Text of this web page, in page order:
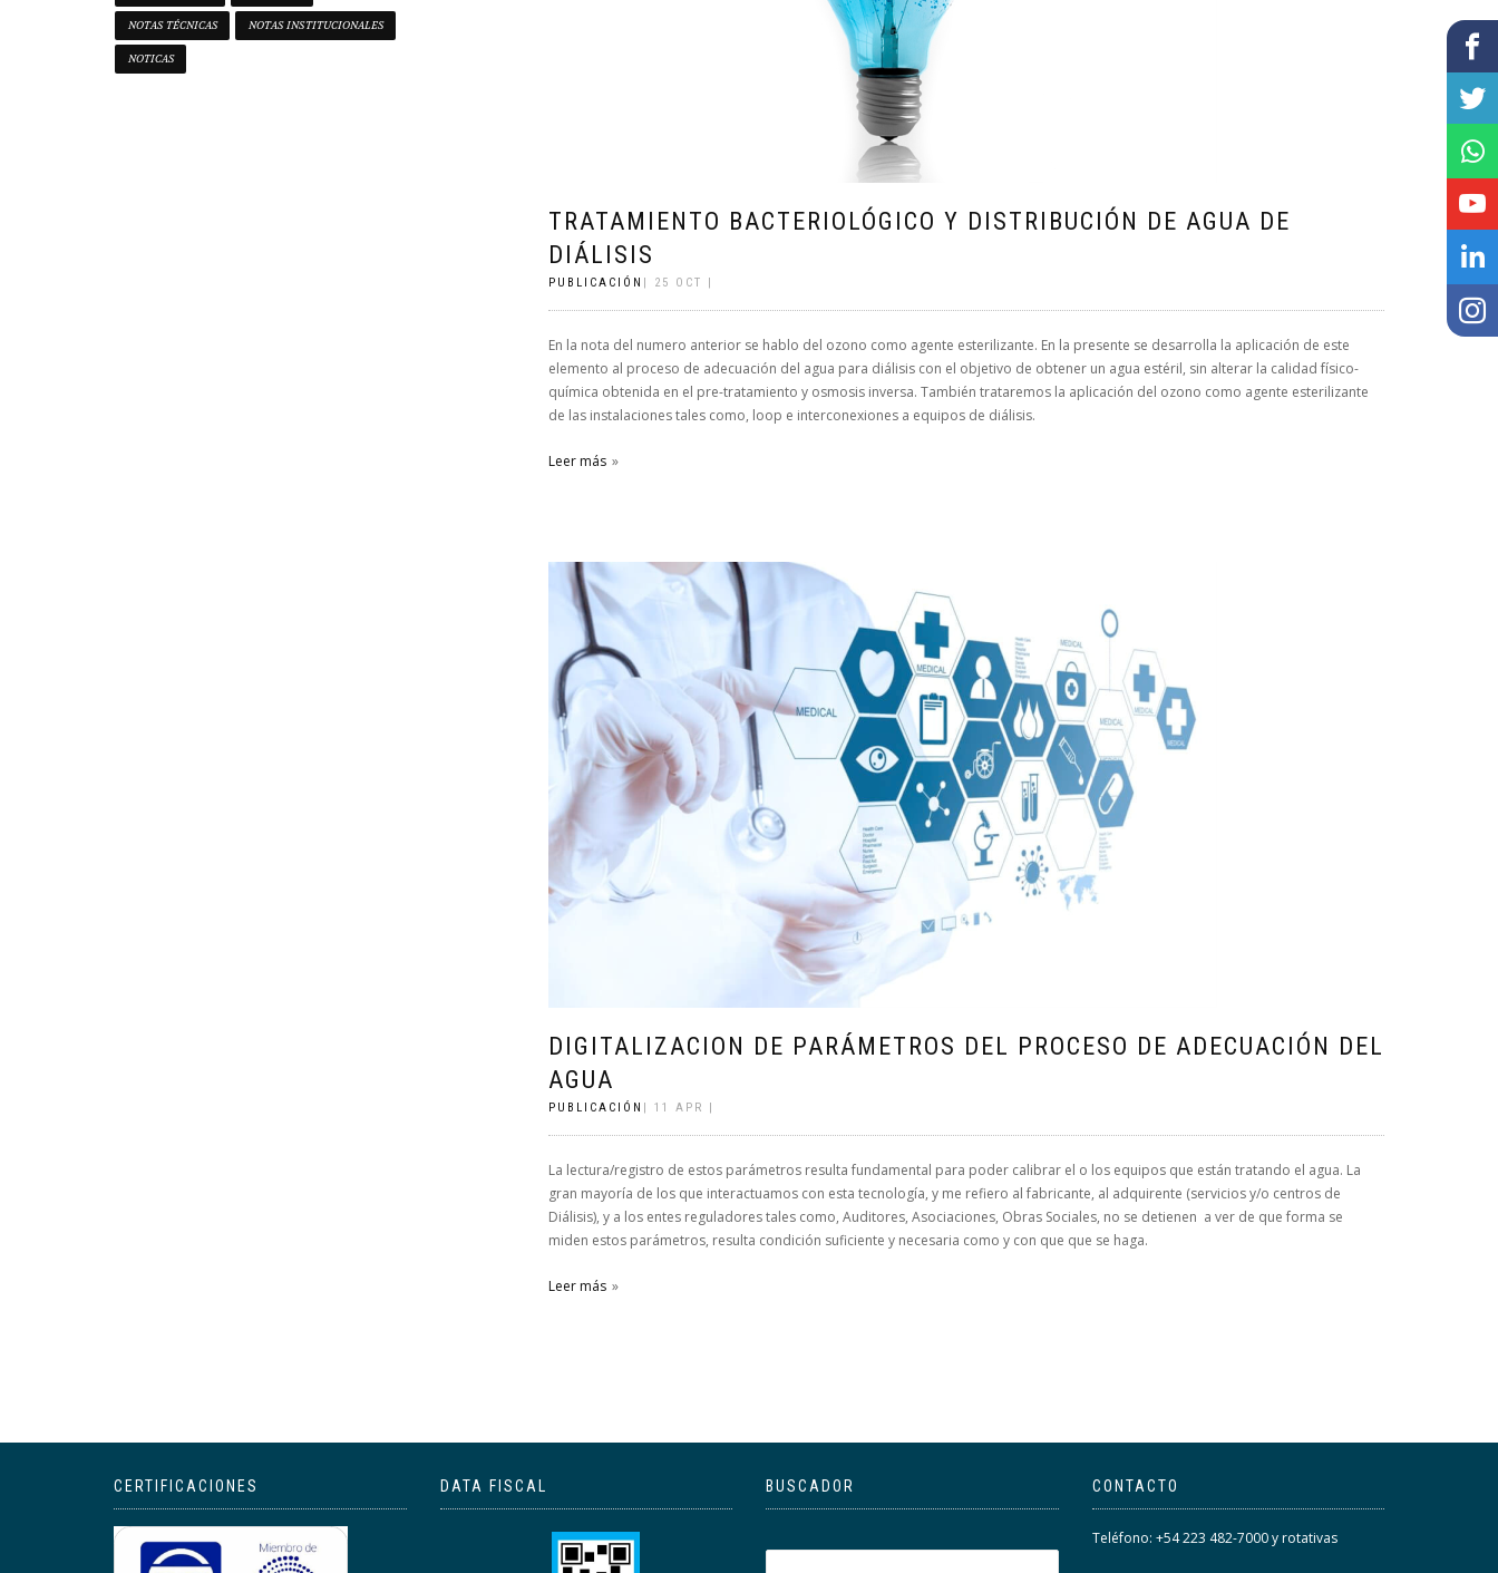
NOTAS TÉCNICAS NOTAS INSTITUCIONALES
NOTICAS
TRATAMIENTO BACTERIOLÓGICO Y DISTRIBUCIÓN DE AGUA DE
DIÁLISIS
PUBLICACIÓN | 25 OCT |
En la nota del numero anterior se hablo del ozono como agente esterilizante. En la presente se desarrolla la aplicación de este
elemento al proceso de adecuación del agua para diálisis con el objetivo de obtener un agua estéril, sin alterar la calidad físico-
química obtenida en el pre-tratamiento y osmosis inversa. También trataremos la aplicación del ozono como agente esterilizante
de las instalaciones tales como, loop e interconexiones a equipos de diálisis.
Leer más
DIGITALIZACION DE PARÁMETROS DEL PROCESO DE ADECUACIÓN DEL
AGUA
PUBLICACIÓN | 11 APR |
La lectura/registro de estos parámetros resulta fundamental para poder calibrar el o los equipos que están tratando el agua. La
gran mayoría de los que interactuamos con esta tecnología, y me refiero al fabricante, al adquirente (servicios y/o centros de
Diálisis), y a los entes reguladores tales como, Auditores, Asociaciones, Obras Sociales, no se detienen a ver de que forma se
miden estos parámetros, resulta condición suficiente y necesaria como y con que que se haga.
Leer más
CERTIFICACIONES DATA FISCAL BUSCADOR CONTACTO
Teléfono: +54 223 482-7000 y rotativas